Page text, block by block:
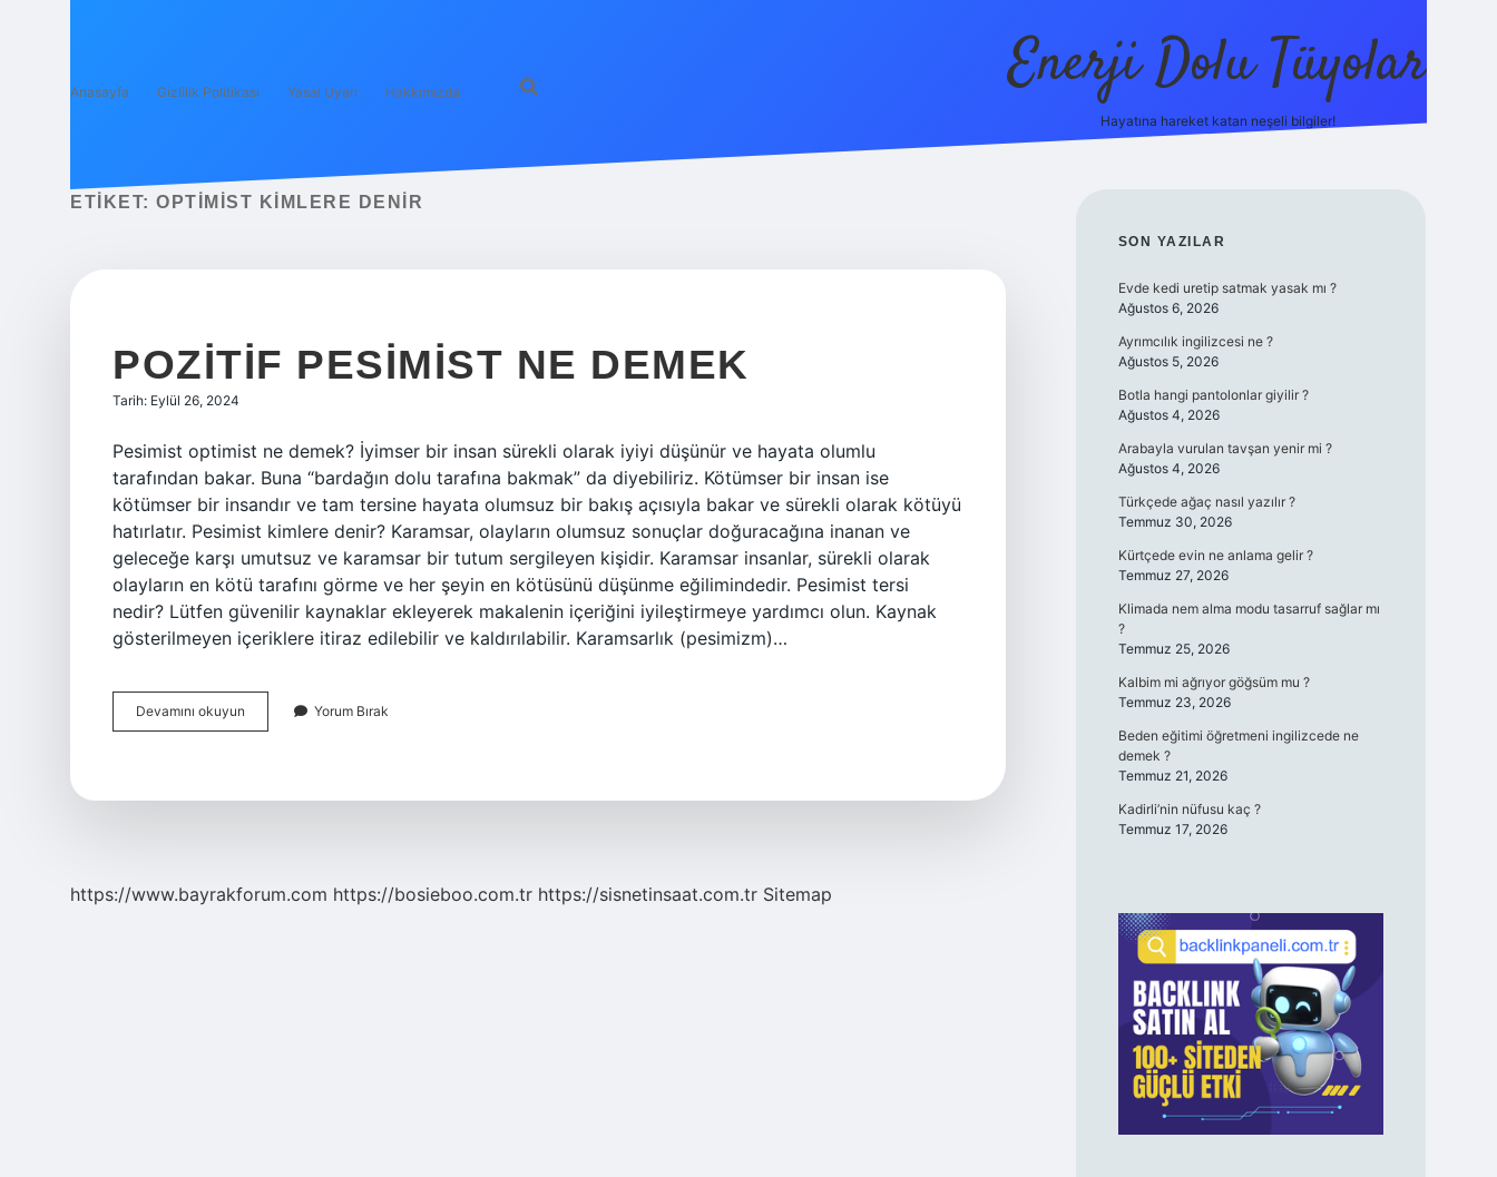
Anasayfa Gizlilik Politikası Yasal Uyarı Hakkımızda Enerji Dolu Tüyolar
Hayatına hareket katan neşeli bilgiler!
ETIKET: OPTIMIST KIMLERE DENIR
POZITIF PESIMIST NE DEMEK
Tarih: Eylül 26, 2024
Pesimist optimist ne demek? İyimser bir insan sürekli olarak iyiyi düşünür ve hayata olumlu
tarafından bakar. Buna “bardağın dolu tarafına bakmak” da diyebiliriz. Kötümser bir insan ise
kötümser bir insandır ve tam tersine hayata olumsuz bir bakış açısıyla bakar ve sürekli olarak kötüyü
hatırlatır. Pesimist kimlere denir? Karamsar, olayların olumsuz sonuçlar doğuracağına inanan ve
geleceğe karşı umutsuz ve karamsar bir tutum sergileyen kişidir. Karamsar insanlar, sürekli olarak
olayların en kötü tarafını görme ve her şeyin en kötüsünü düşünme eğilimindedir. Pesimist tersi
nedir? Lütfen güvenilir kaynaklar ekleyerek makalenin içeriğini iyileştirmeye yardımcı olun. Kaynak
gösterilmeyen içeriklere itiraz edilebilir ve kaldırılabilir. Karamsarlık (pesimizm)…
Devamını okuyun
Pesimist
Yorum Bırak
https://www.bayrakforum.com https://bosieboo.com.tr https://sisnetinsaat.com.tr Sitemap
SIDEBAR
SON YAZILAR
Evde kedi uretip satmak yasak mı ?
Ağustos 6, 2026
Ayrımcılık ingilizcesi ne ?
Ağustos 5, 2026
Botla hangi pantolonlar giyilir ?
Ağustos 4, 2026
Arabayla vurulan tavşan yenir mi ?
Ağustos 4, 2026
Türkçede ağaç nasıl yazılır ?
Temmuz 30, 2026
Kürtçede evin ne anlama gelir ?
Temmuz 27, 2026
Klimada nem alma modu tasarruf sağlar mı
?
Temmuz 25, 2026
Kalbim mi ağrıyor göğsüm mu ?
Temmuz 23, 2026
Beden eğitimi öğretmeni ingilizcede ne
demek ?
Temmuz 21, 2026
Kadirli’nin nüfusu kaç ?
Temmuz 17, 2026